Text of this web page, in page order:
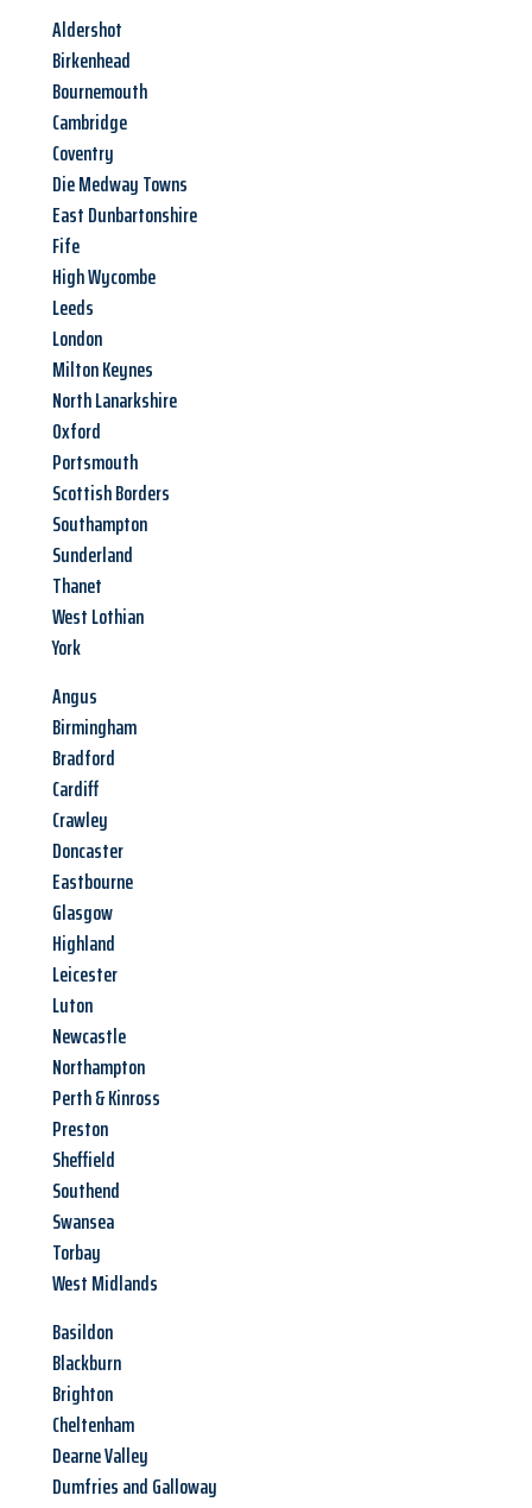
Aldershot
Birkenhead
Bournemouth
Cambridge
Coventry
Die Medway Towns
East Dunbartonshire
Fife
High Wycombe
Leeds
London
Milton Keynes
North Lanarkshire
Oxford
Portsmouth
Scottish Borders
Southampton
Sunderland
Thanet
West Lothian
York
Angus
Birmingham
Bradford
Cardiff
Crawley
Doncaster
Eastbourne
Glasgow
Highland
Leicester
Luton
Newcastle
Northampton
Perth & Kinross
Preston
Sheffield
Southend
Swansea
Torbay
West Midlands
Basildon
Blackburn
Brighton
Cheltenham
Dearne Valley
Dumfries and Galloway